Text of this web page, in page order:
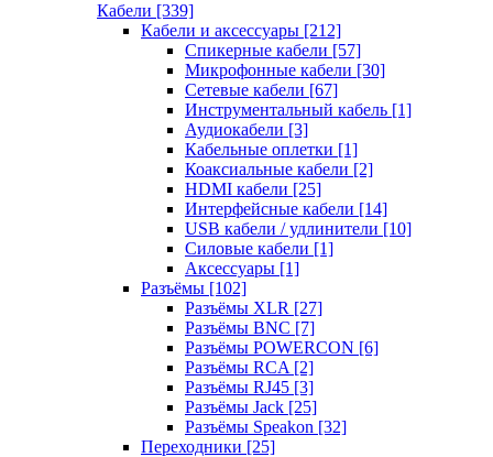
Кабели [339]
Кабели и аксессуары [212]
Спикерные кабели [57]
Микрофонные кабели [30]
Сетевые кабели [67]
Инструментальный кабель [1]
Аудиокабели [3]
Кабельные оплетки [1]
Коаксиальные кабели [2]
HDMI кабели [25]
Интерфейсные кабели [14]
USB кабели / удлинители [10]
Силовые кабели [1]
Аксессуары [1]
Разъёмы [102]
Разъёмы XLR [27]
Разъёмы BNC [7]
Разъёмы POWERCON [6]
Разъёмы RCA [2]
Разъёмы RJ45 [3]
Разъёмы Jack [25]
Разъёмы Speakon [32]
Переходники [25]